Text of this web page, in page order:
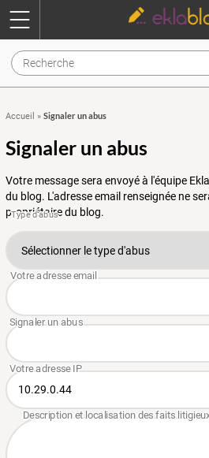
Accueil » Signaler un abus
Signaler un abus
Votre message sera envoyé à l'équipe
du blog. L'adresse email renseignée ne
propriétaire du blog.